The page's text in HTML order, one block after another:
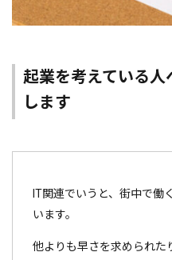
起業を考えている人
します
IT関連でいうと、街中で働
います。
他よりも早さを求められた